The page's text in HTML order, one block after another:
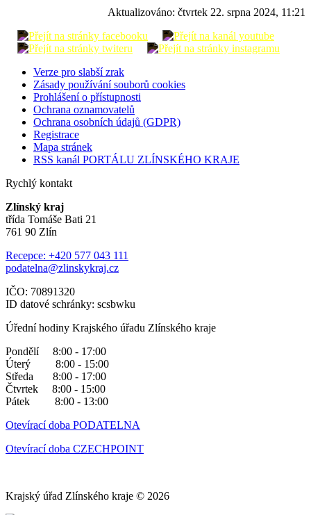
Aktualizováno: čtvrtek 22. srpna 2024, 11:21
Verze pro slabší zrak
Zásady používání souborů cookies
Prohlášení o přístupnosti
Ochrana oznamovatelů
Ochrana osobních údajů (GDPR)
Registrace
Mapa stránek
RSS kanál PORTÁLU ZLÍNSKÉHO KRAJE
Rychlý kontakt
Zlínský kraj
třída Tomáše Bati 21
761 90 Zlín
Recepce: +420 577 043 111
podatelna@zlinskykraj.cz
IČO: 70891320
ID datové schránky: scsbwku
Úřední hodiny Krajského úřadu Zlínského kraje
Pondělí 8:00 - 17:00
Úterý 8:00 - 15:00
Středa 8:00 - 17:00
Čtvrtek 8:00 - 15:00
Pátek 8:00 - 13:00
Otevírací doba PODATELNA
Otevírací doba CZECHPOINT
Krajský úřad Zlínského kraje © 2026